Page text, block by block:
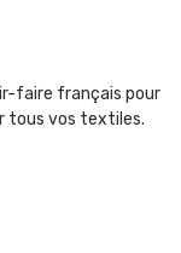
faire français pour
tous vos textiles.